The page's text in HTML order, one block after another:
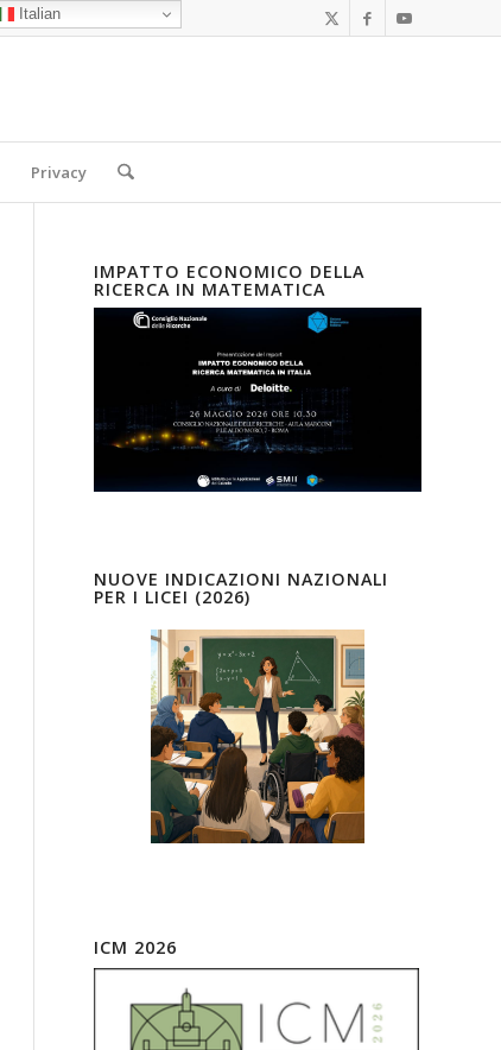
Privacy
IMPATTO ECONOMICO DELLA
RICERCA IN MATEMATICA
NUOVE INDICAZIONI NAZIONALI
PER I LICEI (2026)
ICM 2026
Italian